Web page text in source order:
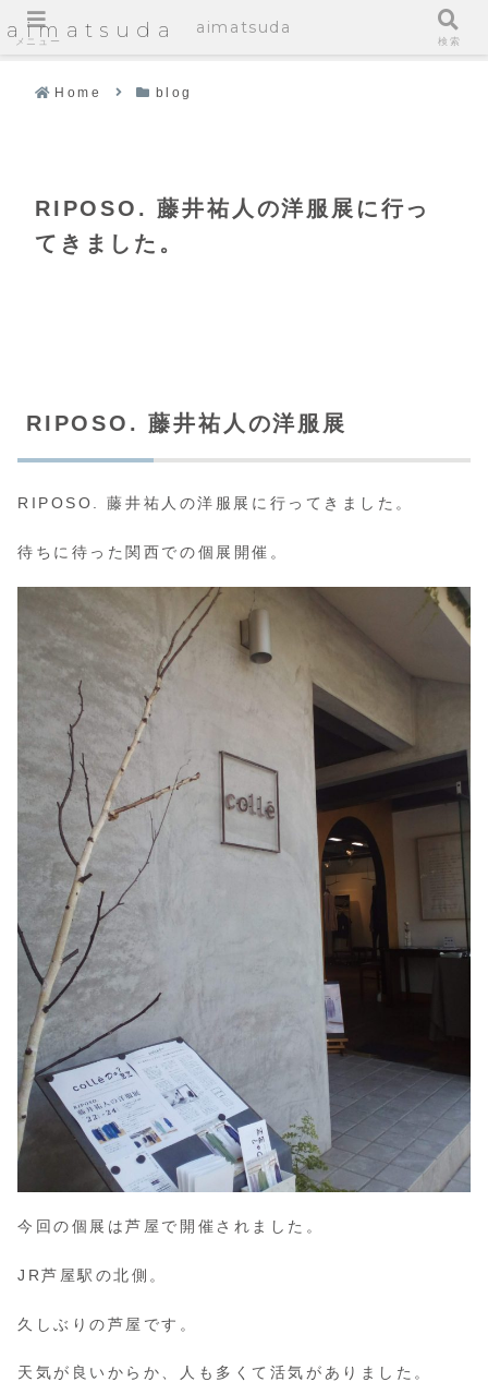
aimatsuda
Home blog
RIPOSO. 藤井祐人の洋服展に行っ
てきました。
RIPOSO. 藤井祐人の洋服展
RIPOSO. 藤井祐人の洋服展に行ってきました。
待ちに待った関西での個展開催。
今回の個展は芦屋で開催されました。
JR芦屋駅の北側。
久しぶりの芦屋です。
天気が良いからか、人も多くて活気がありました。
メニュー
aimatsuda
検索